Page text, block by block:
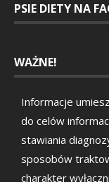
PSIE DIETY NA
WAŻNE!
Informacje
do celów
stawiania
sposobów
charakter